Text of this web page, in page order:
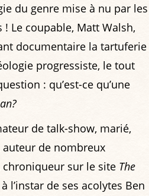
du genre mise à nu par les
Le coupable, Matt Walsh,
documentaire la tartuferie
progressiste, le tout
: qu’est-ce qu’une
de talk-show, marié,
de nombreux
chroniqueur sur le site The
l’instar de ses acolytes Ben